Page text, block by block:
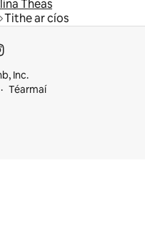
Theas
Tithe ar cíos
Inc.
Téarmaí